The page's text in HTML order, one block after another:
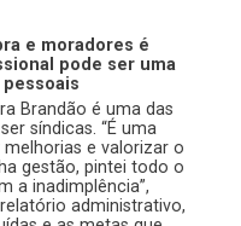
e moradores é
pode ser uma
Brandão é uma das
síndicas. “É uma
e valorizar o
gestão, pintei todo o
a inadimplência”,
administrativo,